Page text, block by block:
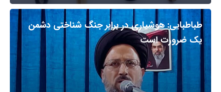
طباطبایی: هوشیاری در برابر جنگ شناختی دشمن
یک ضرورت است